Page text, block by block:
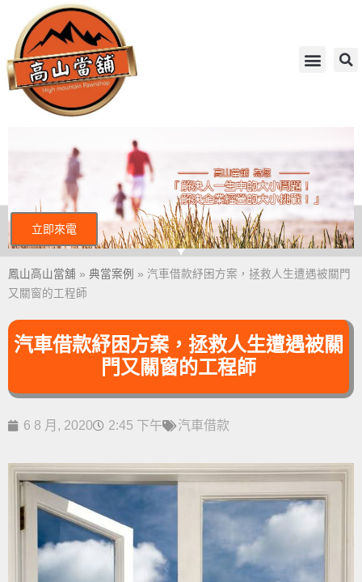
立即來電
鳳山高山當舖 » 典當案例 » 汽車借款紓困方案，拯救人生遭遇被關門
又關窗的工程師
汽車借款紓困方案，拯救人生遭遇被關
門又關窗的工程師
6 8 月, 2020 2:45 下午 汽車借款